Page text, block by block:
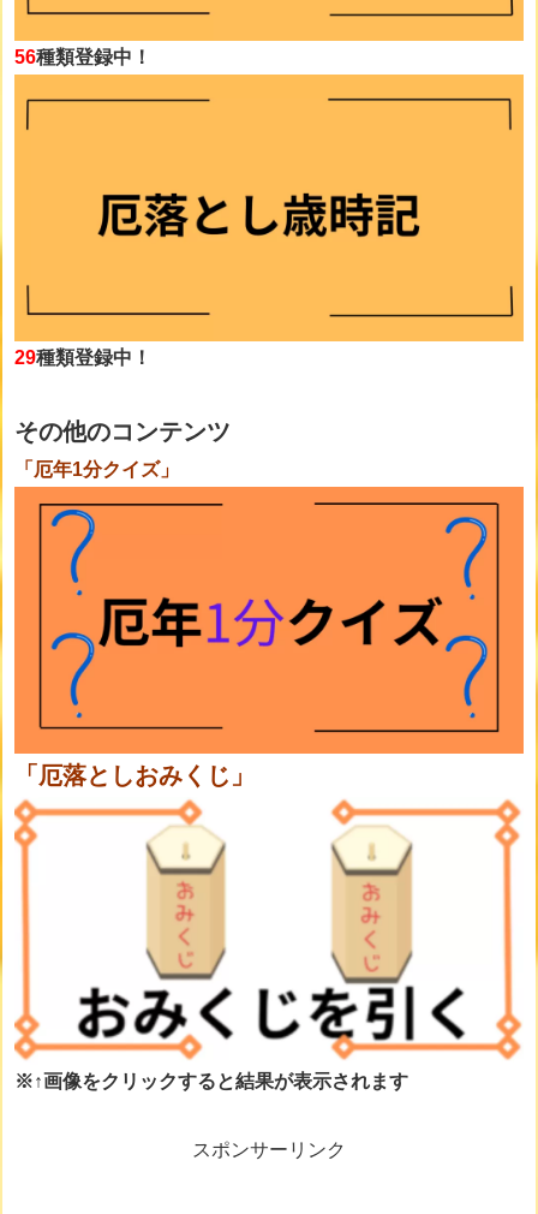
56種類登録中！
29種類登録中！
その他のコンテンツ
「厄年1分クイズ」
「厄落としおみくじ」
※↑画像をクリックすると結果が表示されます
スポンサーリンク